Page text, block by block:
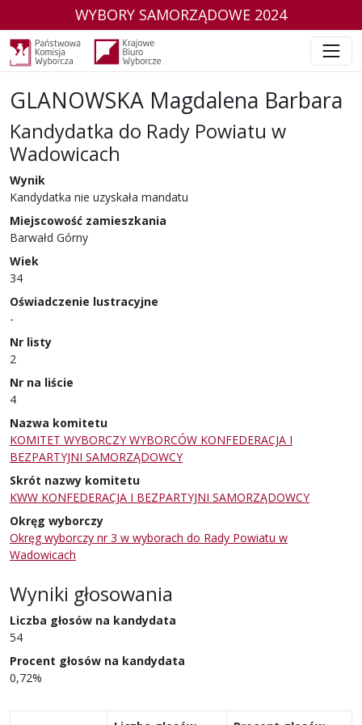
WYBORY SAMORZĄDOWE 2024
GLANOWSKA Magdalena Barbara
Kandydatka do Rady Powiatu w
Wadowicach
w wyborach samorządowych w 2024 r.
Wynik
Kandydatka nie uzyskała mandatu
Miejscowość zamieszkania
Barwałd Górny
Wiek
34
Oświadczenie lustracyjne
-
Nr listy
2
Nr na liście
4
Nazwa komitetu
KOMITET WYBORCZY WYBORCÓW KONFEDERACJA I
BEZPARTYJNI SAMORZĄDOWCY
Skrót nazwy komitetu
KWW KONFEDERACJA I BEZPARTYJNI SAMORZĄDOWCY
Okręg wyborczy
Okręg wyborczy nr 3 w wyborach do Rady Powiatu w
Wadowicach
Wyniki głosowania
Liczba głosów na kandydata
54
Procent głosów na kandydata
0,72%